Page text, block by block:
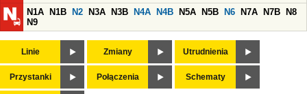
N1A
N1B N2 N3A N3B N4A N4B N5A N5B N6 N7A N7B
N8
N9
Linie Zmiany Utrudnienia
Przystanki Połączenia Schematy